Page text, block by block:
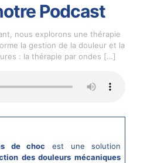
Podcast
nous explorons une thérapie
la gestion de la douleur et la
: la thérapie par ondes […]
de choc est une solution
des douleurs mécaniques